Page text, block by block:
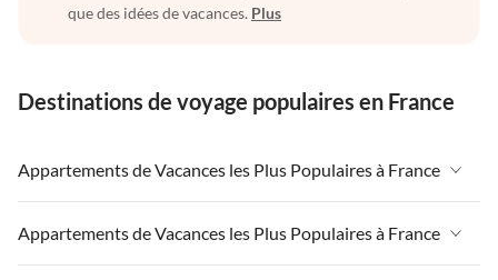
que des idées de vacances. Plus
Destinations de voyage populaires en France
Appartements de Vacances les Plus Populaires à France
Appartements de Vacances à France
Appartements de Vacances à Paris-Ile de France
Appartements de Vacances les Plus Populaires à France